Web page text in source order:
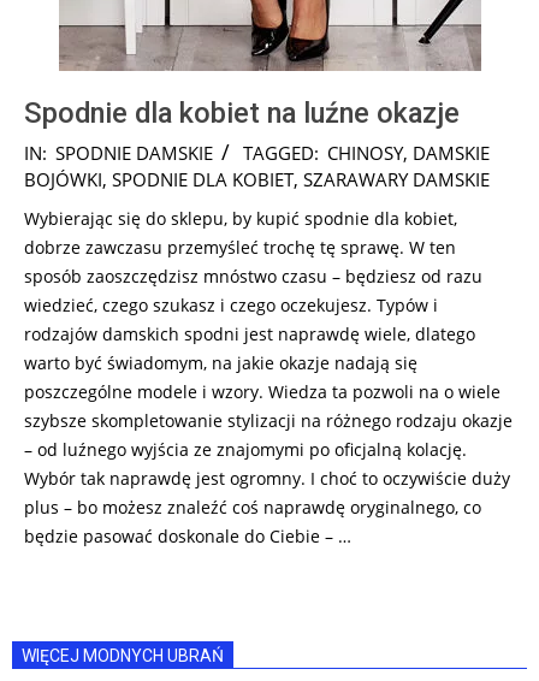
Spodnie dla kobiet na luźne okazje
2024-
09-
IN: SPODNIE DAMSKIE TAGGED: CHINOSY, DAMSKIE
BOJÓWKI, SPODNIE DLA KOBIET, SZARAWARY DAMSKIE
Wybierając się do sklepu, by kupić spodnie dla kobiet,
dobrze zawczasu przemyśleć trochę tę sprawę. W ten
sposób zaoszczędzisz mnóstwo czasu – będziesz od razu
wiedzieć, czego szukasz i czego oczekujesz. Typów i
rodzajów damskich spodni jest naprawdę wiele, dlatego
warto być świadomym, na jakie okazje nadają się
poszczególne modele i wzory. Wiedza ta pozwoli na o wiele
szybsze skompletowanie stylizacji na różnego rodzaju okazje
– od luźnego wyjścia ze znajomymi po oficjalną kolację.
Wybór tak naprawdę jest ogromny. I choć to oczywiście duży
plus – bo możesz znaleźć coś naprawdę oryginalnego, co
będzie pasować doskonale do Ciebie – …
WIĘCEJ MODNYCH UBRAŃ